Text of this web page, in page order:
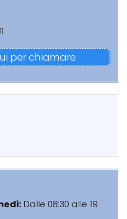
per chiamare
Dalle 08:30 alle 19